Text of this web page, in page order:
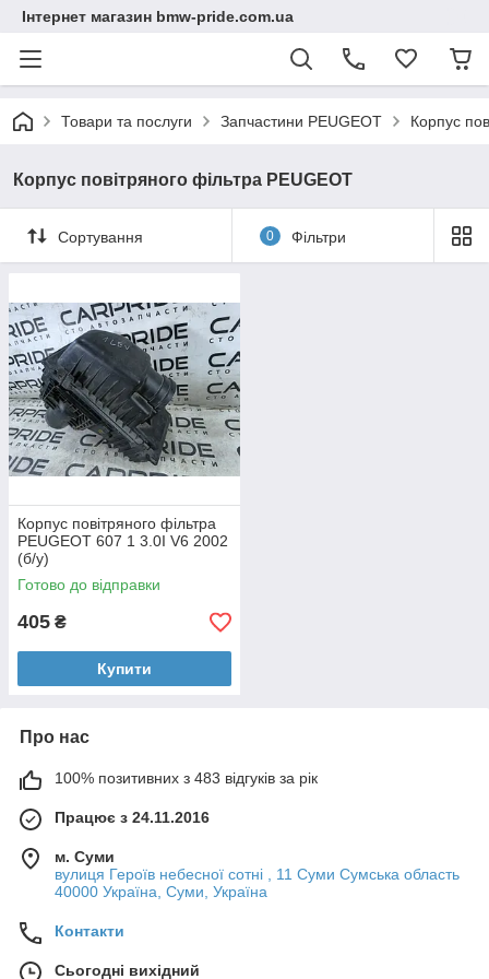
Інтернет магазин bmw-pride.com.ua
Товари та послуги Запчастини PEUGEOT Корпус
Корпус повітряного фільтра PEUGEOT
Сортування 0 Фільтри
Корпус повітряного фільтра
PEUGEOT 607 1 3.0I V6 2002
(б/у)
Готово до відправки
405 ₴
Купити
Про нас
100% позитивних з 483 відгуків за рік
Працює з 24.11.2016
м. Суми
вулиця Героїв небесної сотні , 11 Суми Сумська область
40000 Україна, Суми, Україна
Контакти
Сьогодні вихідний